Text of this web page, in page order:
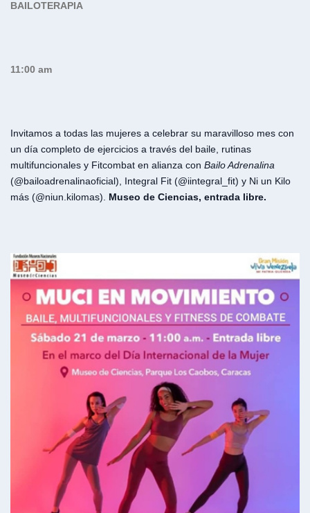
BAILOTERAPIA
11:00 am
Invitamos a todas las mujeres a celebrar su maravilloso mes con
un día completo de ejercicios a través del baile, rutinas
multifuncionales y Fitcombat en alianza con Bailo Adrenalina
(@bailoadrenalinaoficial), Integral Fit (@iintegral_fit) y Ni un Kilo
más (@niun.kilomas).
Museo de Ciencias, entrada libre.